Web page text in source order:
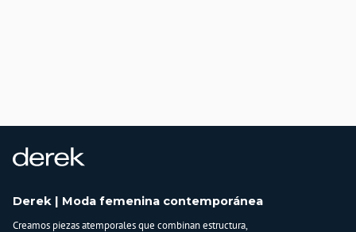
Derek | Moda femenina contemporánea
Creamos piezas atemporales que combinan estructura,